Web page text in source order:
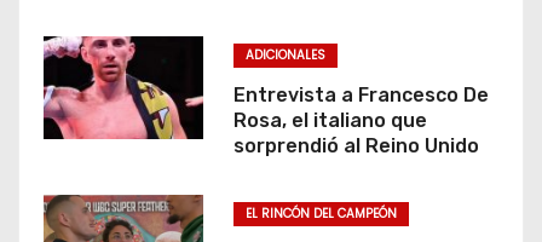
ADICIONALES
Entrevista a Francesco De
Rosa, el italiano que
sorprendió al Reino Unido
EL RINCÓN DEL CAMPEÓN